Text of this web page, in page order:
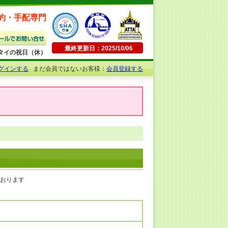
・手配専門
の祝日（休）
最終更新日：2025/10/06
インするまだ会員ではないお客様：会員登録する
ります